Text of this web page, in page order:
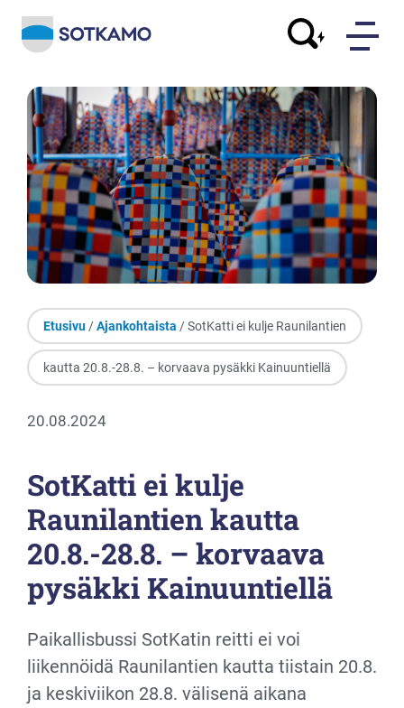
Etusivu /Ajankohtaista / SotKatti ei kulje Raunilantien
kautta 20.8.-28.8. – korvaava pysäkki Kainuuntiellä
20.08.2024
SotKatti ei kulje
Raunilantien kautta
20.8.-28.8. – korvaava
pysäkki Kainuuntiellä
Paikallisbussi SotKatin reitti ei voi
liikennöidä Raunilantien kautta tiistain 20.8.
ja keskiviikon 28.8. välisenä aikana